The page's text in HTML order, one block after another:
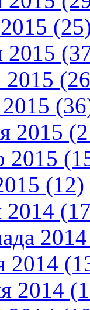
2015
2015
2015
2015
2015
(12)
2014
2014
2014